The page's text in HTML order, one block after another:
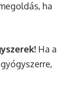
ha
Ha a